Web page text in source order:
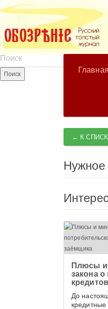
← К
Нужное
Плюсы и
закона о
До